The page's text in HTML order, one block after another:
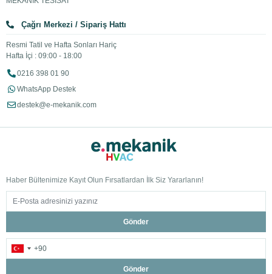
Çağrı Merkezi / Sipariş Hattı
Resmi Tatil ve Hafta Sonları Hariç
Hafta İçi : 09:00 - 18:00
0216 398 01 90
WhatsApp Destek
destek@e-mekanik.com
Haber Bültenimize Kayıt Olun Fırsatlardan İlk Siz Yararlanın!
Gönder
Gönder